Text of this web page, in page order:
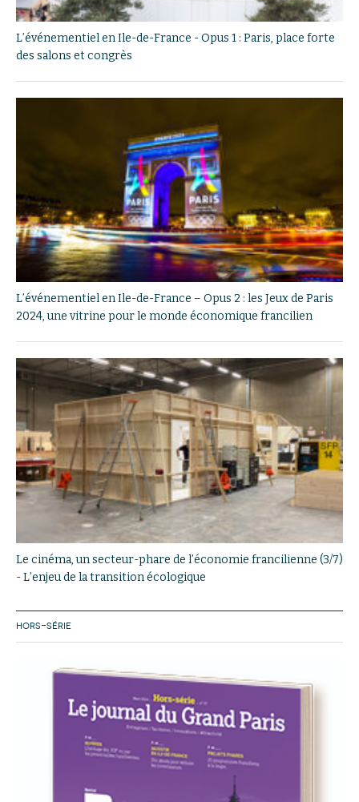
L’événementiel en Ile-de-France - Opus 1 : Paris, place forte
des salons et congrès
L’événementiel en Ile-de-France – Opus 2 : les Jeux de Paris
2024, une vitrine pour le monde économique francilien
Le cinéma, un secteur-phare de l’économie francilienne (3/7)
- L’enjeu de la transition écologique
HORS-SÉRIE